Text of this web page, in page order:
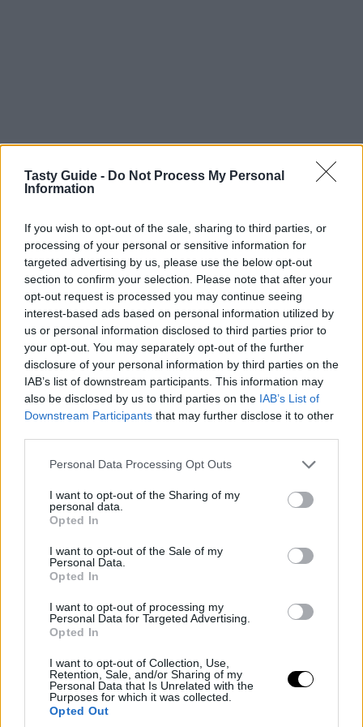
Tasty Guide - Do Not Process My Personal
Information
If you wish to opt-out of the sale, sharing to third parties, or
processing of your personal or sensitive information for
targeted advertising by us, please use the below opt-out
section to confirm your selection. Please note that after your
opt-out request is processed you may continue seeing
interest-based ads based on personal information utilized by
us or personal information disclosed to third parties prior to
your opt-out. You may separately opt-out of the further
disclosure of your personal information by third parties on the
IAB’s list of downstream participants. This information may
also be disclosed by us to third parties on the IAB’s List of
Downstream Participants that may further disclose it to other
Please note that this website/app uses one or more Google
not limited to your visit or usage behaviour. You may click to
grant or deny consent to Google and its third-party tags to
use your data for below specified purposes in below Google
consent section.
Personal Data Processing Opt Outs
I want to opt-out of the Sharing of my
personal data.
Opted In
I want to opt-out of the Sale of my
Personal Data.
Opted In
I want to opt-out of processing my
Personal Data for Targeted Advertising.
Opted In
I want to opt-out of Collection, Use,
Retention, Sale, and/or Sharing of my
Personal Data that Is Unrelated with the
Purposes for which it was collected.
Opted Out